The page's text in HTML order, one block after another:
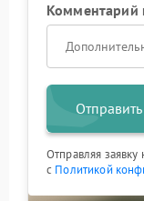
Комментарий
Отправляя
с Политикой